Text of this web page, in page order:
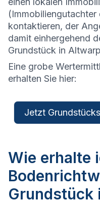
kontaktieren, der
damit einhergehend
Grundstück in
Eine grobe
erhalten Sie hier:
Jetzt
Wie erhalte
Grundstück